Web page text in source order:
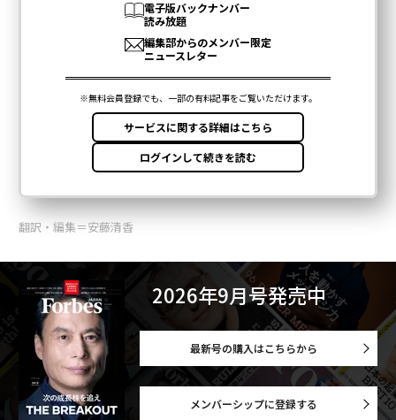
翻訳・編集＝安藤清香
2026年9月号発売中
最新号の購入はこちらから
メンバーシップに登録する